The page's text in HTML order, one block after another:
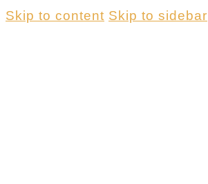
Skip to content Skip to sidebar